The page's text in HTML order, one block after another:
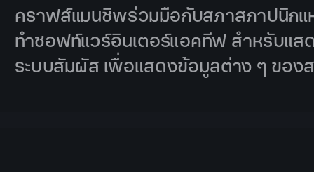
คราฟส์แมนชิพร่วมมือกับสภาสภาปนิกแ
ทำซอฟท์แวร์อินเตอร์แอคทีฟ สำหรับแ
ระบบสัมผัส เพื่อแสดงข้อมูลต่าง ๆ ของ